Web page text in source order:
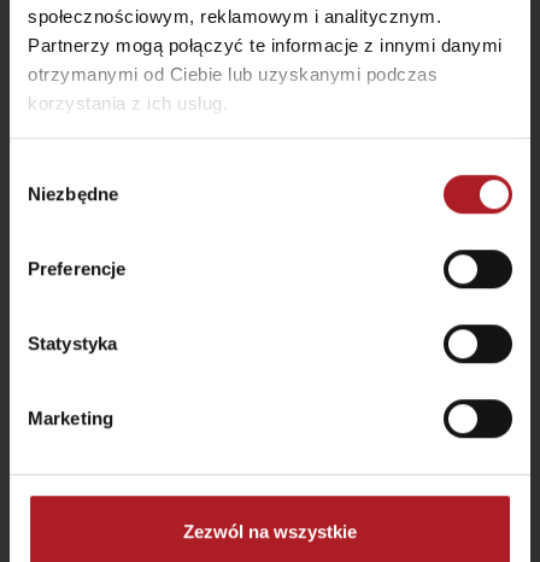
społecznościowym, reklamowym i analitycznym.
Partnerzy mogą połączyć te informacje z innymi danymi
otrzymanymi od Ciebie lub uzyskanymi podczas
korzystania z ich usług.
zgody
Niezbędne
Preferencje
Statystyka
Marketing
Zezwól na wszystkie
Wyjazd
PRZYDATNE LINKI
Ulotki i broszury
Zarezerwuj svój pokój
Pobierz logo
Przetwarzanie danych osobowych